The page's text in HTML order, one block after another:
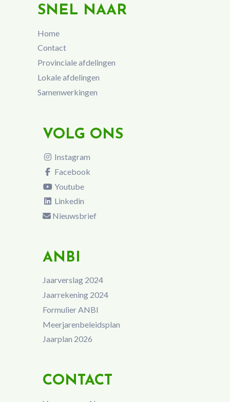
SNEL NAAR
Home
Contact
Provinciale afdelingen
Lokale afdelingen
Samenwerkingen
VOLG ONS
Instagram
Facebook
Youtube
Linkedin
Nieuwsbrief
ANBI
Jaarverslag 2024
Jaarrekening 2024
Formulier ANBI
Meerjarenbeleidsplan
Jaarplan 2026
CONTACT